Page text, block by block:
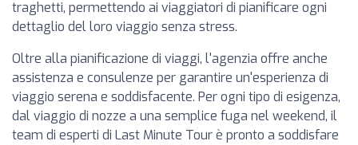
traghetti, permettendo ai viaggiatori di pianificare ogni
dettaglio del loro viaggio senza stress.
Oltre alla pianificazione di viaggi, l'agenzia offre anche
assistenza e consulenze per garantire un'esperienza di
viaggio serena e soddisfacente. Per ogni tipo di esigenza,
dal viaggio di nozze a una semplice fuga nel weekend, il
team di esperti di Last Minute Tour è pronto a soddisfare